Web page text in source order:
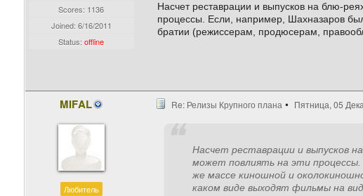
Scores: 1136
Joined: 6/16/2011
Status:offline
Насчет реставрации и выпусков на блю-
процессы. Если, например, Шахназаров
братии (режиссерам, продюсерам,
MIFAL
Любитель
Re: Релизы Крупного плана Пятница, 05
Насчет реставрации и выпусков
может повлиять на эти
же массе киношной и
каком виде выходят фильмы на